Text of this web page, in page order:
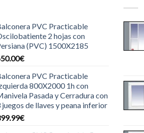
PVC Practicable
2 hojas con
(PVC) 1500X2185
€
PVC Practicable
800X2000 1h con
Pasada y Cerradura con
juegos de llaves y peana inferior
€